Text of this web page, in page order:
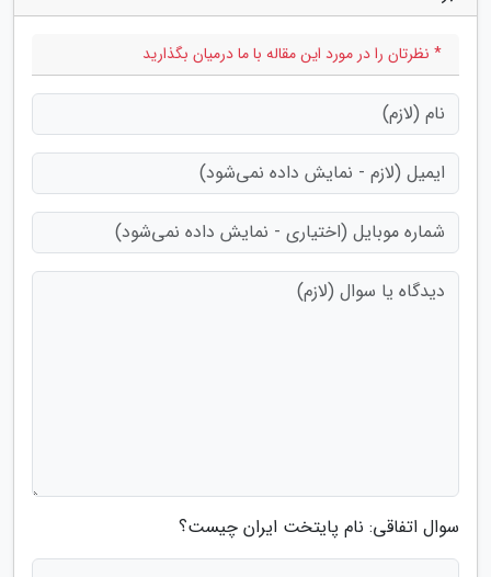
* نظرتان را در مورد این مقاله با ما درمیان بگذارید
سوال اتفاقی: نام پایتخت ایران چیست؟